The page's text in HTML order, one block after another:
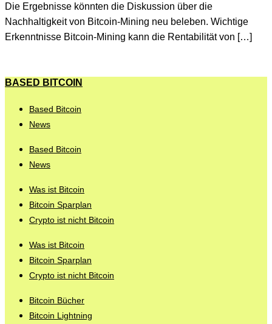
Die Ergebnisse könnten die Diskussion über die
Nachhaltigkeit von Bitcoin-Mining neu beleben. Wichtige
Erkenntnisse Bitcoin-Mining kann die Rentabilität von […]
BASED BITCOIN
Based Bitcoin
News
Based Bitcoin
News
Was ist Bitcoin
Bitcoin Sparplan
Crypto ist nicht Bitcoin
Was ist Bitcoin
Bitcoin Sparplan
Crypto ist nicht Bitcoin
Bitcoin Bücher
Bitcoin Lightning